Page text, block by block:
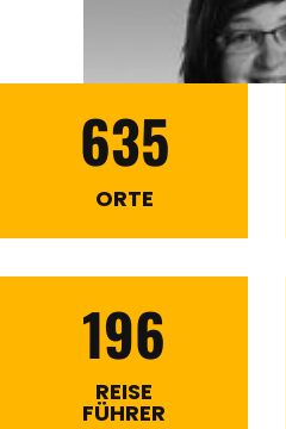
635
ORTE
196
REISE
FÜHRER